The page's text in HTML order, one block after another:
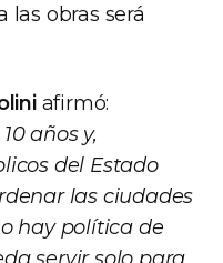
las obras será
afirmó:
años y,
del Estado
las ciudades
hay política de